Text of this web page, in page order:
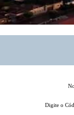
Digite o